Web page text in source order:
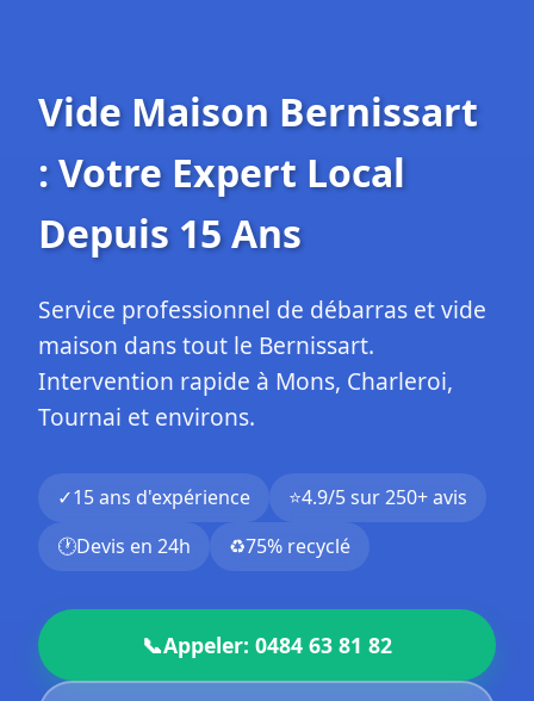
Vide Maison Bernissart
: Votre Expert Local
Depuis 15 Ans
Service professionnel de débarras et vide
maison dans tout le Bernissart.
Intervention rapide à Mons, Charleroi,
Tournai et environs.
✓15 ans d'expérience ⭐4.9/5 sur 250+ avis
🕐Devis en 24h ♻️75% recyclé
📞Appeler: 0484 63 81 82